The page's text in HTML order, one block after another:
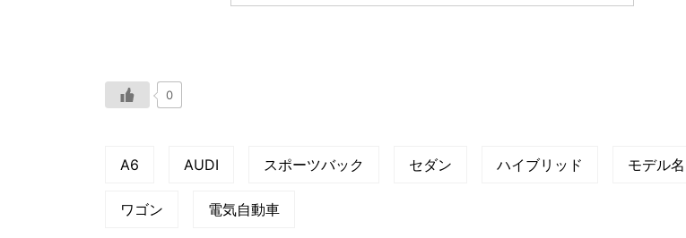
0
A6 AUDI スポーツバック セダン ハイブリッド モデル名
ワゴン 電気自動車